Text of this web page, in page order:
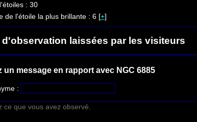
: 30
de l'étoile la plus brillante : 6 [+]
d'observation laissées par les visiteurs
un message en rapport avec NGC 6885
: